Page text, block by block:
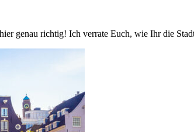
genau richtig! Ich verrate Euch, wie Ihr die